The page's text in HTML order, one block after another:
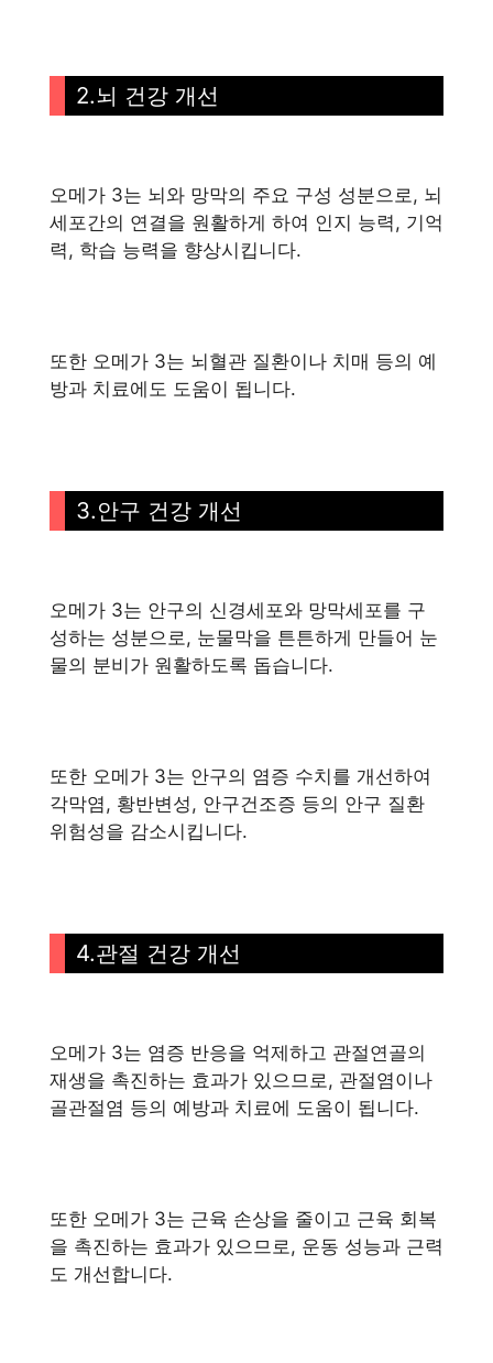
2.뇌 건강 개선
오메가 3는 뇌와 망막의 주요 구성 성분으로, 뇌
세포간의 연결을 원활하게 하여 인지 능력, 기억
력, 학습 능력을 향상시킵니다.
또한 오메가 3는 뇌혈관 질환이나 치매 등의 예
방과 치료에도 도움이 됩니다.
3.안구 건강 개선
오메가 3는 안구의 신경세포와 망막세포를 구
성하는 성분으로, 눈물막을 튼튼하게 만들어 눈
물의 분비가 원활하도록 돕습니다.
또한 오메가 3는 안구의 염증 수치를 개선하여
각막염, 황반변성, 안구건조증 등의 안구 질환
위험성을 감소시킵니다.
4.관절 건강 개선
오메가 3는 염증 반응을 억제하고 관절연골의
재생을 촉진하는 효과가 있으므로, 관절염이나
골관절염 등의 예방과 치료에 도움이 됩니다.
또한 오메가 3는 근육 손상을 줄이고 근육 회복
을 촉진하는 효과가 있으므로, 운동 성능과 근력
도 개선합니다.